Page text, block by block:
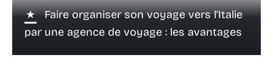
Faire organiser son voyage vers l’Italie
par une agence de voyage : les avantages